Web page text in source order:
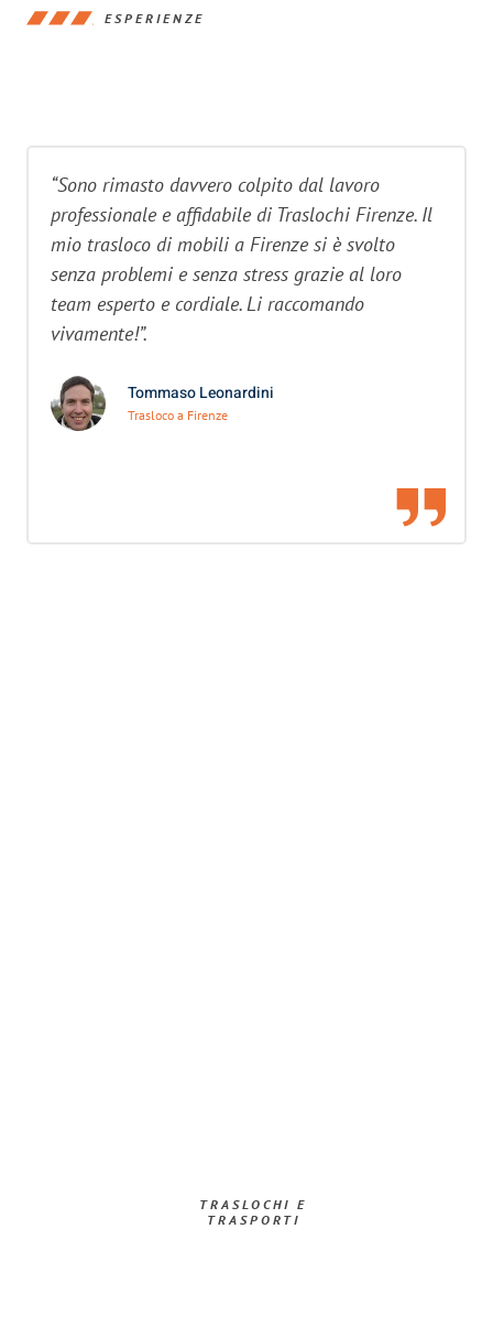
ESPERIENZE
“Sono rimasto davvero colpito dal lavoro
professionale e affidabile di Traslochi Firenze. Il
mio trasloco di mobili a Firenze si è svolto
senza problemi e senza stress grazie al loro
team esperto e cordiale. Li raccomando
vivamente!”.
Tommaso Leonardini
Trasloco a Firenze
TRASLOCHI E
TRASPORTI​